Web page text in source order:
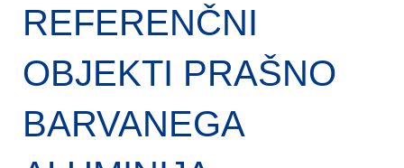
REFERENČNI
OBJEKTI PRAŠNO
BARVANEGA